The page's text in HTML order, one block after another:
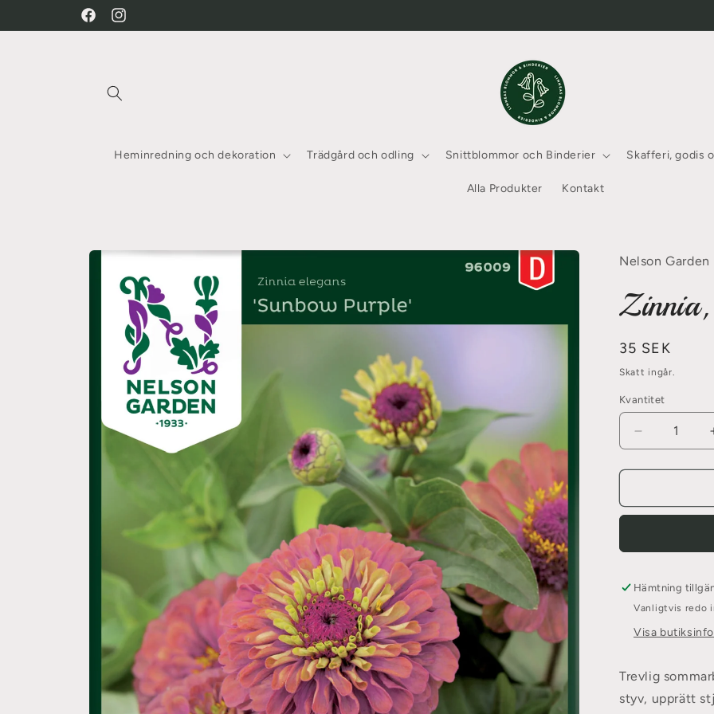
FacebookInstagram
Heminredning och dekoration Trädgård och odling Snittblommor och Binderier Skafferi, godis
Alla Produkter Kontakt
produktinformation
Nelson Garden
Zinnia,
Ordinarie
pris
35 SEK
Skatt ingår.
Kvantitet
Minska
kvantitet
för
Sunbow
Hämtning
Vanligtvis redo
Visa
Trevlig
styv, upprätt